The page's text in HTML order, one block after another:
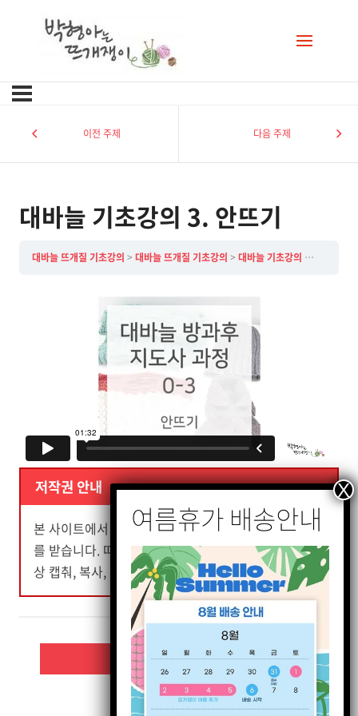
이전 주제 다음 주제
대바늘 기초강의 3. 안뜨기
대바늘 뜨개질 기초강의 대바늘 뜨개질 기초강의 대바늘 기초강의 3. 안뜨기
저작권 안내
본 사이트에서 판매하는 "동영상"은 저작권법의 보호
를 받습니다. 따라서 저작권자의 허가를 받지 않은 동영
상 캡춰, 복사, 재배포 및 변경을 금지합니다.
수업으로 돌아가기
다음 주제